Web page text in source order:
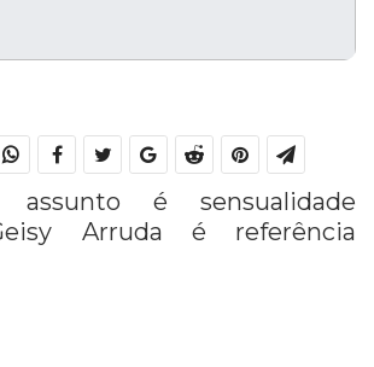
é sensualidade
Arruda é referência